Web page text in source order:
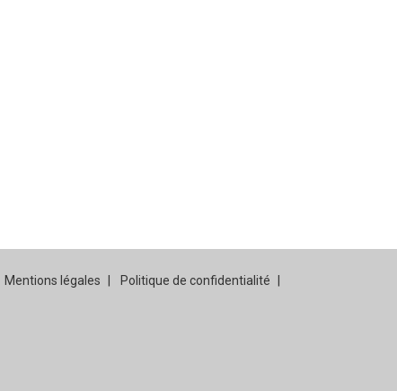
Mentions légales Politique de confidentialité